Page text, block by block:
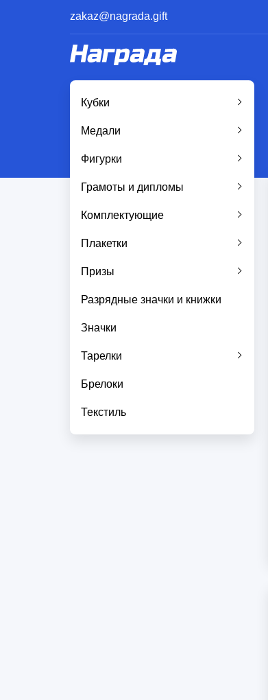
zakaz@nagrada.gift
Кубки
Медали
Фигурки
Грамоты и дипломы
Комплектующие
Плакетки
Призы
Разрядные значки и книжки
Значки
Тарелки
Брелоки
Текстиль